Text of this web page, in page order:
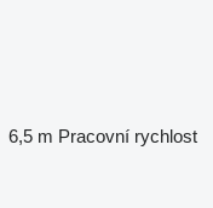
6,5 m Pracovní rychlost